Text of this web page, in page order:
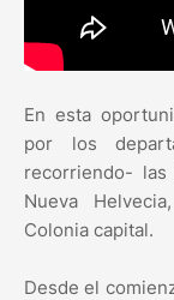
En esta
por los
recorriendo- las
Nueva
Colonia capital.
Desde el